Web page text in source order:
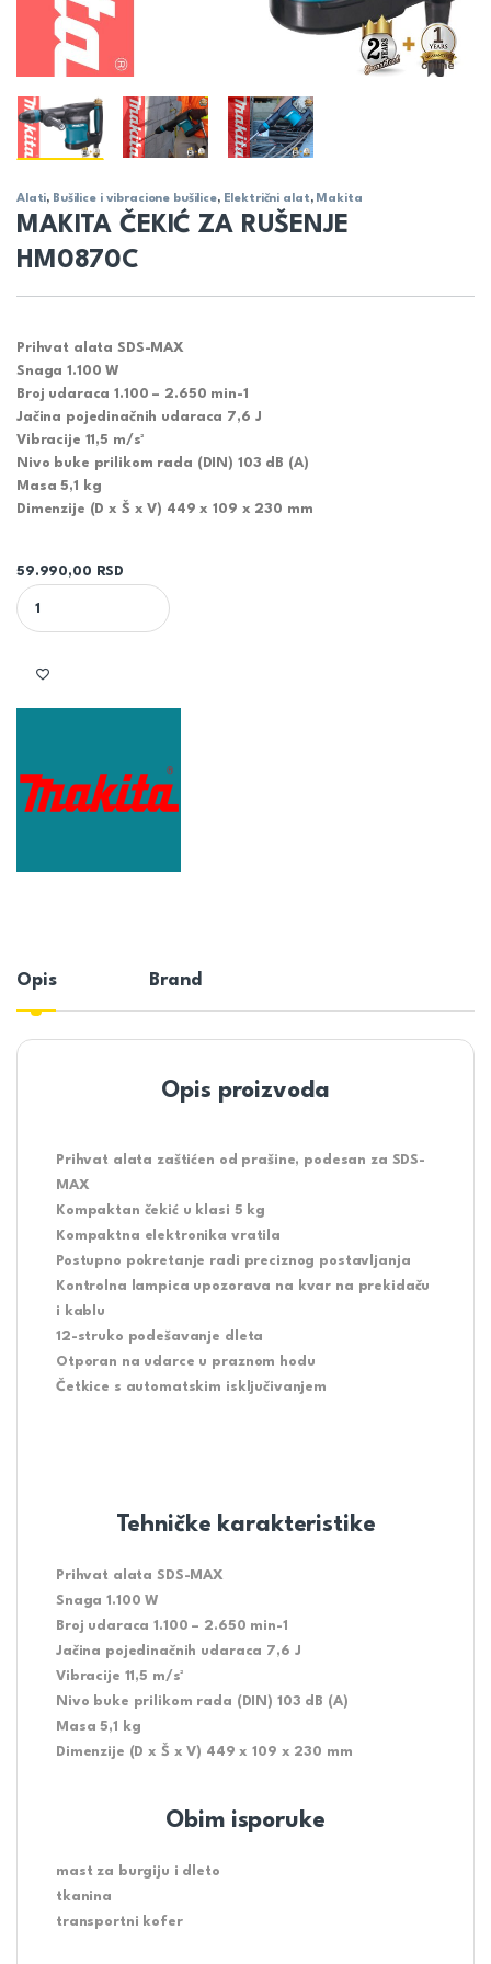
Alati, Bušilice i vibracione bušilice, Električni alat, Makita
MAKITA ČEKIĆ ZA RUŠENJE
HM0870C
Prihvat alata SDS-MAX
Snaga 1.100 W
Broj udaraca 1.100 – 2.650 min-1
Jačina pojedinačnih udaraca 7,6 J
Vibracije 11,5 m/s²
Nivo buke prilikom rada (DIN) 103 dB (A)
Masa 5,1 kg
Dimenzije (D x Š x V) 449 x 109 x 230 mm
59.990,00
RSD
MAKITA ČEKIĆ ZA RUŠENJE HM0870C quantity
Opis Brand
Opis proizvoda
Prihvat alata zaštićen od prašine, podesan za SDS-
MAX
Kompaktan čekić u klasi 5 kg
Kompaktna elektronika vratila
Postupno pokretanje radi preciznog postavljanja
Kontrolna lampica upozorava na kvar na prekidaču
i kablu
12-struko podešavanje dleta
Otporan na udarce u praznom hodu
Četkice s automatskim isključivanjem
Tehničke karakteristike
Prihvat alata SDS-MAX
Snaga 1.100 W
Broj udaraca 1.100 – 2.650 min-1
Jačina pojedinačnih udaraca 7,6 J
Vibracije 11,5 m/s²
Nivo buke prilikom rada (DIN) 103 dB (A)
Masa 5,1 kg
Dimenzije (D x Š x V) 449 x 109 x 230 mm
Obim isporuke
mast za burgiju i dleto
tkanina
transportni kofer